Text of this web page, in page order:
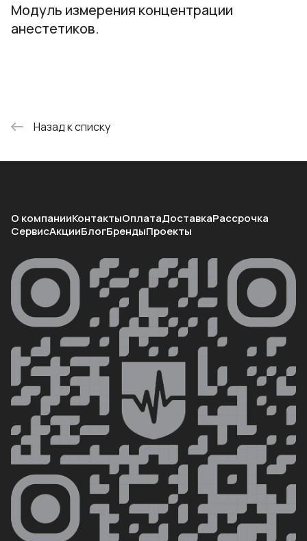
Модуль измерения концентрации
анестетиков.
Назад к списку
О компанииКонтактыОплатаДоставкаРассрочка
СервисАкцииБлогБрендыПроекты